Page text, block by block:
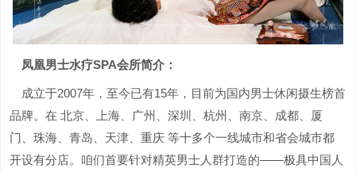
凤凰男士水疗SPA会所简介：
成立于2007年，至今已有15年，目前为国内男士休闲摄生榜首
品牌。在 北京、上海、广州、深圳、杭州、南京、成都、厦
门、珠海、青岛、天津、重庆 等十多个一线城市和省会城市都
开设有分店。咱们首要针对精英男士人群打造的——极具中国人